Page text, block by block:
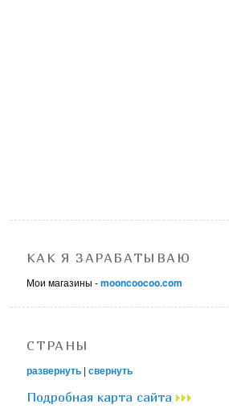
КАК Я ЗАРАБАТЫВАЮ
Мои магазины -mooncoocoo.com
СТРАНЫ
развернуть |свернуть
Подробная карта сайта